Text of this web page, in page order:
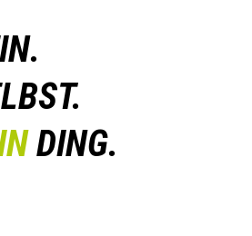
DING.